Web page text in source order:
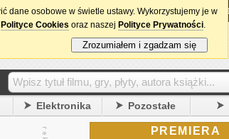
Elektronika Pozostałe
PREMIERA
dane osobowe w świetle ustawy. Wykorzystujemy je w
Polityce Cookies oraz naszej Polityce Prywatności.
Zrozumiałem i zgadzam się